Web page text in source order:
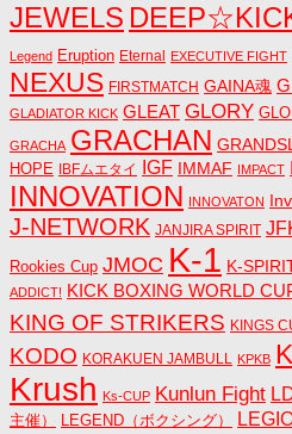
JEWELS
Legend Eruption Eternal EXECUTIVE FIGHT
NEXUS FIRSTMATCH GAINA魂
GLADIATOR KICK GLEAT GLORY
GRACHA GRACHAN
HOPE IBFムエタイ IGF IMMAF IMPACT
INNOVATION INNOVATON
J-NETWORK JANJIRA SPIRIT
Rookies Cup JMOC K-1 K-
ADDICT! KICK BOXING WORLD
KING OF STRIKERS KINGS
KODO KORAKUEN JAMBULL KPKB
Krush Ks-CUP Kunlun Fight
主催）
LEGEND（ボクシング）